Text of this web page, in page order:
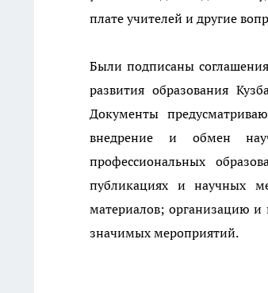
плате учителей и другие
Были подписаны
развития образования
Документы
внедрение и обмен
профессиональных
публикациях и научных
материалов; организацию и
значимых мероприятий.